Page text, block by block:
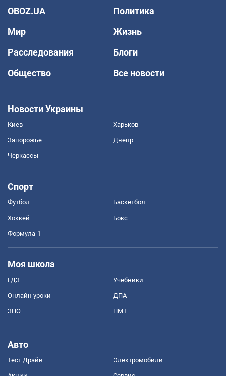
OBOZ.UA
Политика
Мир
Жизнь
Расследования
Блоги
Общество
Все новости
Новости Украины
Киев Харьков
Запорожье Днепр
Черкассы
Спорт
Футбол Баскетбол
Хоккей Бокс
Формула-1
Моя школа
ГДЗ Учебники
Онлайн уроки ДПА
ЗНО НМТ
Авто
Тест Драйв Электромобили